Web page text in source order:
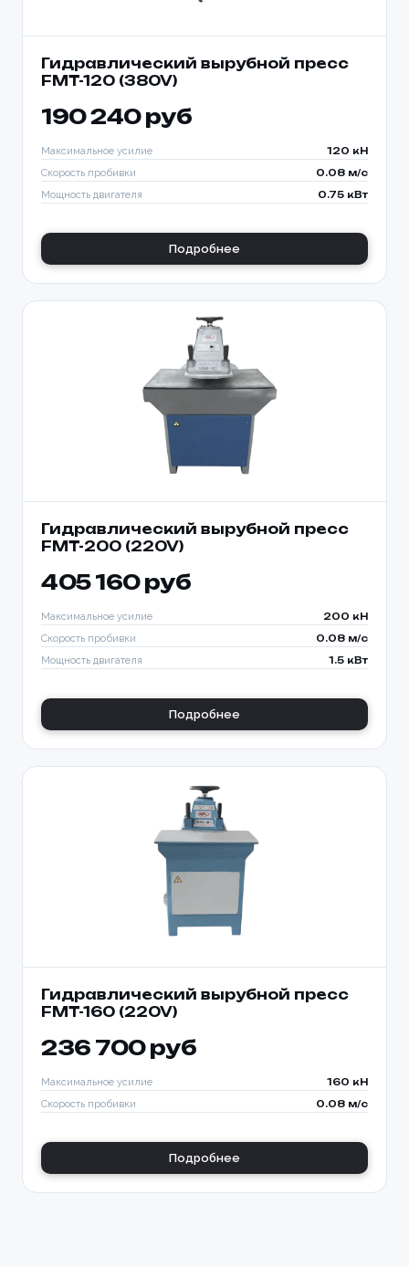
Гидравлический вырубной пресс
FMT-120 (380V)
190 240 руб
Максимальное усилие 120 кН
Скорость пробивки 0.08 м/с
Мощность двигателя 0.75 кВт
Подробнее
Гидравлический вырубной пресс
FMT-200 (220V)
405 160 руб
Максимальное усилие 200 кН
Скорость пробивки 0.08 м/с
Мощность двигателя 1.5 кВт
Подробнее
Гидравлический вырубной пресс
FMT-160 (220V)
236 700 руб
Максимальное усилие 160 кН
Скорость пробивки 0.08 м/с
Подробнее